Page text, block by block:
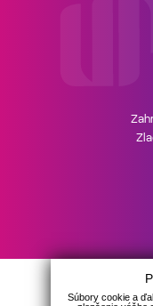
Súbory cookie a